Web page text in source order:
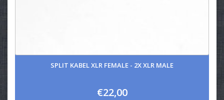
SPLIT KABEL XLR FEMALE - 2X XLR MALE
€22,00